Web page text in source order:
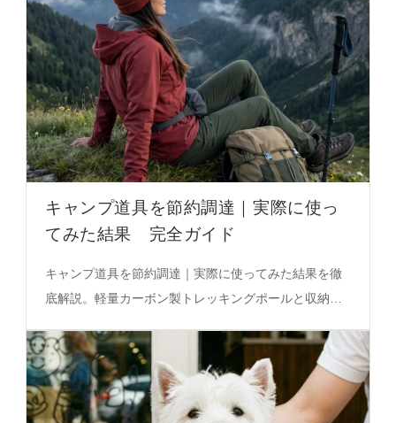
キャンプ道具を節約調達｜実際に使っ
てみた結果 完全ガイド
キャンプ道具を節約調達｜実際に使ってみた結果を徹
底解説。軽量カーボン製トレッキングポールと収納付
立する秘密を解き明かします。必見の実測データで、
節約しながらも安心できる選び方をご紹介。